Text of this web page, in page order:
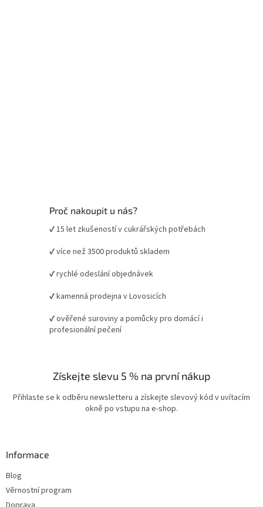
Proč nakoupit u nás?
✔ 15 let zkušeností v cukrářských potřebách
✔ více než 3500 produktů skladem
✔ rychlé odeslání objednávek
✔ kamenná prodejna v Lovosicích
✔ ověřené suroviny a pomůcky pro domácí i
profesionální pečení
Získejte slevu 5 % na první nákup
Přihlaste se k odběru newsletteru a získejte slevový kód v uvítacím
okně po vstupu na e-shop.
Informace
Blog
Věrnostní program